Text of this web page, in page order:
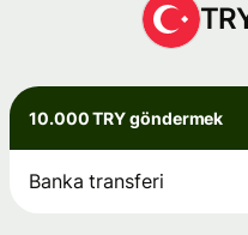
10.000 TRY göndermek
Banka transferi